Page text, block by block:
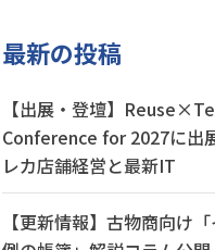
最新の投稿
【出展・登壇】
Conference for 2027に出
レカ店舗経営と最新IT
【更新情報】古物商向け